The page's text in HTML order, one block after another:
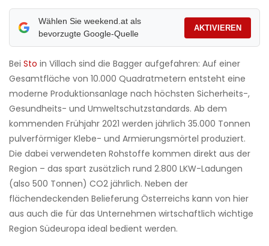
Wählen Sie weekend.at als
bevorzugte Google-Quelle
AKTIVIEREN
Bei Sto in Villach sind die Bagger aufgefahren: Auf einer
Gesamtfläche von 10.000 Quadratmetern entsteht eine
moderne Produktionsanlage nach höchsten Sicherheits-,
Gesundheits- und Umweltschutzstandards. Ab dem
kommenden Frühjahr 2021 werden jährlich 35.000 Tonnen
pulverförmiger Klebe- und Armierungsmörtel produziert.
Die dabei verwendeten Rohstoffe kommen direkt aus der
Region – das spart zusätzlich rund 2.800 LKW-Ladungen
(also 500 Tonnen) CO2 jährlich. Neben der
flächendeckenden Belieferung Österreichs kann von hier
aus auch die für das Unternehmen wirtschaftlich wichtige
Region Südeuropa ideal bedient werden.